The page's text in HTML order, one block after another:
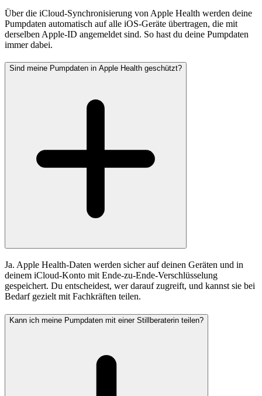
Über die iCloud-Synchronisierung von Apple Health werden deine
Pumpdaten automatisch auf alle iOS-Geräte übertragen, die mit
derselben Apple-ID angemeldet sind. So hast du deine Pumpdaten
immer dabei.
Sind meine Pumpdaten in Apple Health geschützt?
Ja. Apple Health-Daten werden sicher auf deinen Geräten und in
deinem iCloud-Konto mit Ende-zu-Ende-Verschlüsselung
gespeichert. Du entscheidest, wer darauf zugreift, und kannst sie bei
Bedarf gezielt mit Fachkräften teilen.
Kann ich meine Pumpdaten mit einer Stillberaterin teilen?